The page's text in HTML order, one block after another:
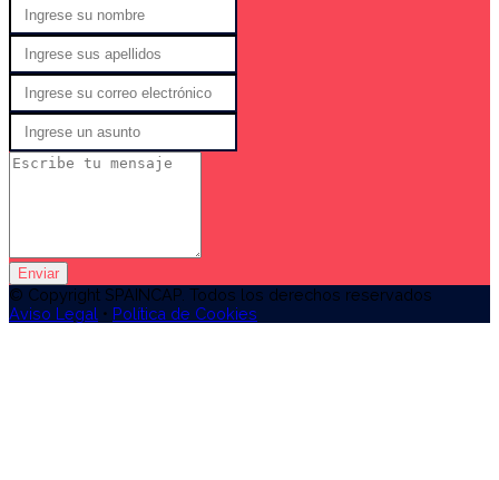
Enviar
© Copyright SPAINCAP. Todos los derechos reservados
Aviso Legal • Política de Cookies